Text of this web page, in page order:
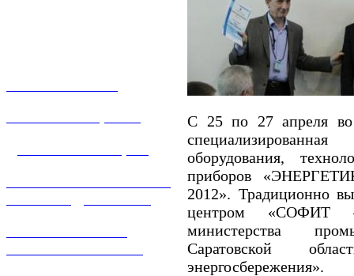
C 25 по 27 апреля во
оборудования,
приборов
2012». Традиционно
центром «СОФИТ
министерства
Саратовской
энергосбережения».